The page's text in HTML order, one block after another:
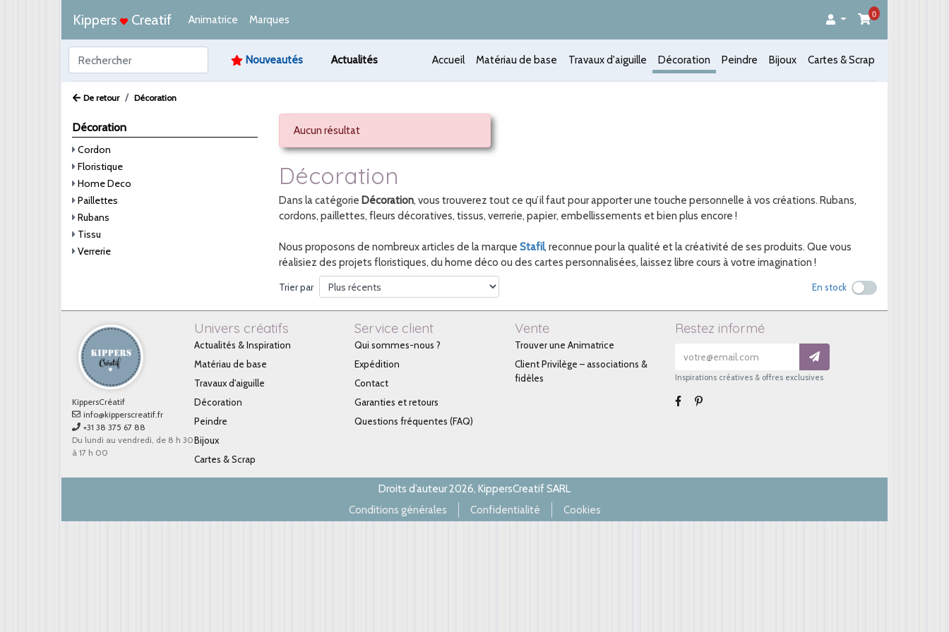
Kippers Creatif Animatrice Marques 0
Nouveautés Actualités Accueil Matériau de base Travaux d'aiguille Décoration Peindre Bijoux Cartes & Scrap
De retour Décoration
Décoration
Cordon
Floristique
Home Deco
Paillettes
Rubans
Tissu
Verrerie
Aucun résultat
Décoration
Dans la catégorie Décoration, vous trouverez tout ce qu’il faut pour apporter une touche personnelle à vos créations. Rubans,
cordons, paillettes, fleurs décoratives, tissus, verrerie, papier, embellissements et bien plus encore !
Nous proposons de nombreux articles de la marque Stafil, reconnue pour la qualité et la créativité de ses produits. Que vous
réalisiez des projets floristiques, du home déco ou des cartes personnalisées, laissez libre cours à votre imagination !
Trier par En stock
KippersCréatif
info@kipperscreatif.fr
+31 38 375 67 88
Du lundi au vendredi, de 8 h 30
à 17 h 00
Univers créatifs
Actualités & Inspiration
Matériau de base
Travaux d'aiguille
Décoration
Peindre
Bijoux
Cartes & Scrap
Service client
Qui sommes-nous ?
Expédition
Contact
Garanties et retours
Questions fréquentes (FAQ)
Vente
Trouver une Animatrice
Client Privilège – associations &
fidèles
Restez informé
Inspirations créatives & offres exclusives
Droits d’auteur 2026, KippersCreatif SARL
Conditions générales
Confidentialité Cookies